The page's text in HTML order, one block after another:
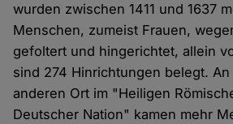
wurden zwischen 1411 und 1637
Menschen, zumeist Frauen,
gefoltert und hingerichtet, allein
sind 274 Hinrichtungen belegt. An
anderen Ort im "Heiligen
Deutscher Nation" kamen mehr